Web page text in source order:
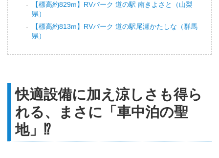
【標高約829m】RVパーク 道の駅 南きよさと（山梨
県）
【標高約813m】RVパーク 道の駅尾瀬かたしな（群馬
県）
快適設備に加え涼しさも得ら
れる、まさに「車中泊の聖
地」⁉